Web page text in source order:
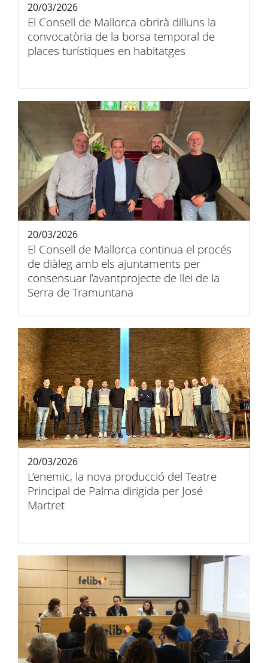
El Consell de Mallorca obrirà dilluns la
convocatòria de la borsa temporal de
places turístiques en habitatges
20/03/2026
El Consell de Mallorca continua el procés
de diàleg amb els ajuntaments per
consensuar l’avantprojecte de llei de la
Serra de Tramuntana
20/03/2026
L’enemic, la nova producció del Teatre
Principal de Palma dirigida per José
Martret
20/03/2026